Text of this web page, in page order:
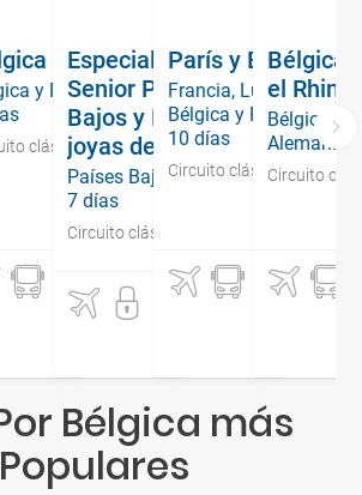
y
de
y Holanda
y Países Bajos,
clásico
1.
Especial +60
Senior Países
Bajos y Bélgica,
joyas de Europa
Países Bajos y Bélgica,
7 días
Circuito clásico
París y Benelux
Francia, Luxemburgo,
Bélgica y Países Bajos,
10 días
Circuito clásico
Bélgica,
el Rhin
Bélgica,
Alemania,
Circuito
Bélgica más
Populares